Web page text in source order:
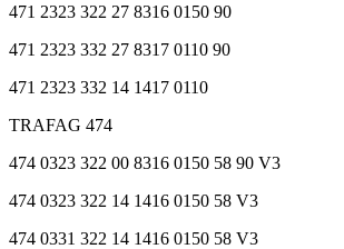
471 2323 322 27 8316 0150 90
471 2323 332 27 8317 0110 90
471 2323 332 14 1417 0110
TRAFAG 474
474 0323 322 00 8316 0150 58 90 V3
474 0323 322 14 1416 0150 58 V3
474 0331 322 14 1416 0150 58 V3